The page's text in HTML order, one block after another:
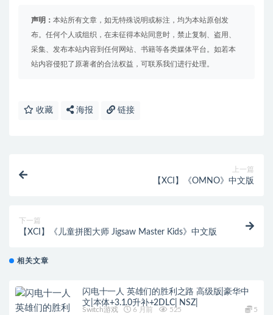
声明： 本站所有文章，如无特殊说明或标注，均为本站原创发
布。任何个人或组织，在未征得本站同意时，禁止复制、盗用、
采集、发布本站内容到任何网站、书籍等各类媒体平台。如若本
站内容侵犯了原著者的合法权益，可联系我们进行处理。
收藏 海报 链接
上一篇
【XCI】《OMNO》中文版
下一篇
【XCI】《儿童拼图大师 Jigsaw Master Kids》中文版
相关文章
闪电十一人 英雄们的胜利之路 高级版|豪华中
文|本体+3.1.0升补+2DLC| NSZ|
Switch游戏 6 月前 525 5